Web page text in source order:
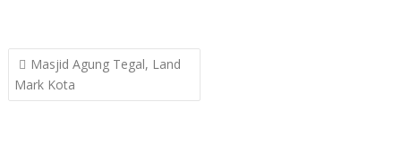
Post
navigation
Masjid Agung Tegal, Land
Mark Kota